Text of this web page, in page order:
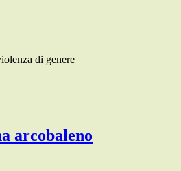
di genere
arcobaleno